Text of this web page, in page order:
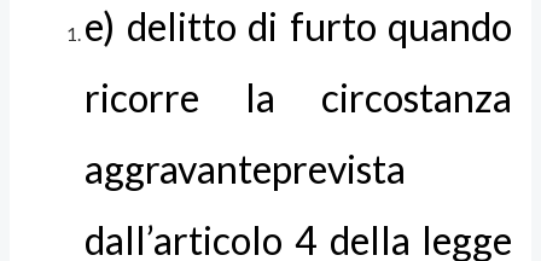
e) delitto di furto quando
ricorre la circostanza
aggravanteprevista
dall’articolo 4 della legge